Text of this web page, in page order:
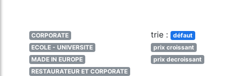
CORPORATE
ECOLE - UNIVERSITE
MADE IN EUROPE
RESTAURATEUR ET CORPORATE
trie : défaut
prix croissant
prix decroissant